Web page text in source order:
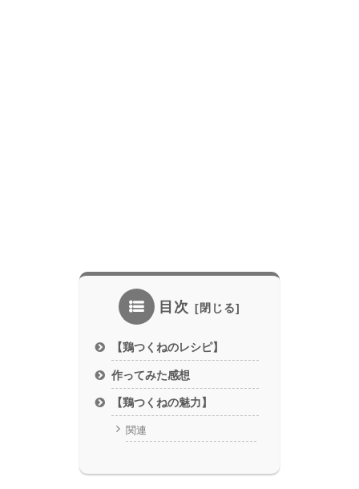
目次
【鶏つくねのレシピ】
作ってみた感想
【鶏つくねの魅力】
関連